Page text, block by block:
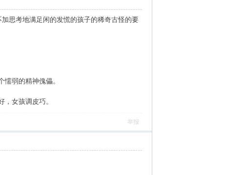
思考地满足闲的发慌的孩子的稀奇古怪的要
弱的精神傀儡。
女孩调皮巧。
举报